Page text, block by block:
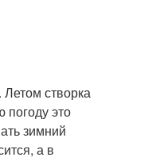
створка
погоду это
зимний
а в